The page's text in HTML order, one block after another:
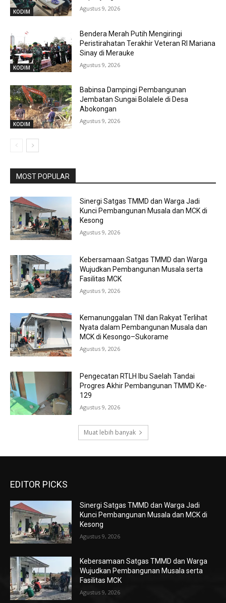
KODIM Agustus 9, 2026
KODIM
Bendera Merah Putih Mengiringi
Peristirahatan Terakhir Veteran RI Mariana
Sinay di Merauke
Agustus 9, 2026
KODIM
Babinsa Dampingi Pembangunan
Jembatan Sungai Bolalele di Desa
Abokongan
Agustus 9, 2026
MOST POPULAR
Sinergi Satgas TMMD dan Warga Jadi
Kunci Pembangunan Musala dan MCK di
Kesong
Agustus 9, 2026
Kebersamaan Satgas TMMD dan Warga
Wujudkan Pembangunan Musala serta
Fasilitas MCK
Agustus 9, 2026
Kemanunggalan TNI dan Rakyat Terlihat
Nyata dalam Pembangunan Musala dan
MCK di Kesongo–Sukorame
Agustus 9, 2026
Pengecatan RTLH Ibu Saelah Tandai
Progres Akhir Pembangunan TMMD Ke-
129
Agustus 9, 2026
Muat lebih banyak
EDITOR PICKS
Sinergi Satgas TMMD dan Warga Jadi
Kunci Pembangunan Musala dan MCK di
Kesong
Agustus 9, 2026
Kebersamaan Satgas TMMD dan Warga
Wujudkan Pembangunan Musala serta
Fasilitas MCK
Agustus 9, 2026